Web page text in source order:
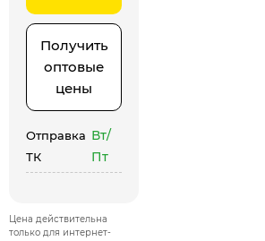
Получить
оптовые
цены
Отправка
ТК
Вт/
Пт
Цена действительна
только для интернет-